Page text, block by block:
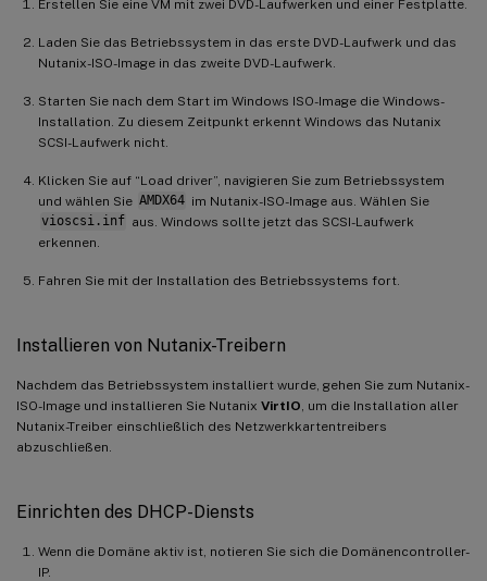
Erstellen Sie eine VM mit zwei DVD-Laufwerken und einer Festplatte.
Laden Sie das Betriebssystem in das erste DVD-Laufwerk und das
Nutanix-ISO-Image in das zweite DVD-Laufwerk.
Starten Sie nach dem Start im Windows ISO-Image die Windows-
Installation. Zu diesem Zeitpunkt erkennt Windows das Nutanix
SCSI-Laufwerk nicht.
Klicken Sie auf “Load driver”, navigieren Sie zum Betriebssystem
und wählen Sie AMDX64 im Nutanix-ISO-Image aus. Wählen Sie
vioscsi.inf aus. Windows sollte jetzt das SCSI-Laufwerk
erkennen.
Fahren Sie mit der Installation des Betriebssystems fort.
Installieren von Nutanix-Treibern
Nachdem das Betriebssystem installiert wurde, gehen Sie zum Nutanix-
ISO-Image und installieren Sie Nutanix VirtIO , um die Installation aller
Nutanix-Treiber einschließlich des Netzwerkkartentreibers
abzuschließen.
Einrichten des DHCP-Diensts
Wenn die Domäne aktiv ist, notieren Sie sich die Domänencontroller-
IP.